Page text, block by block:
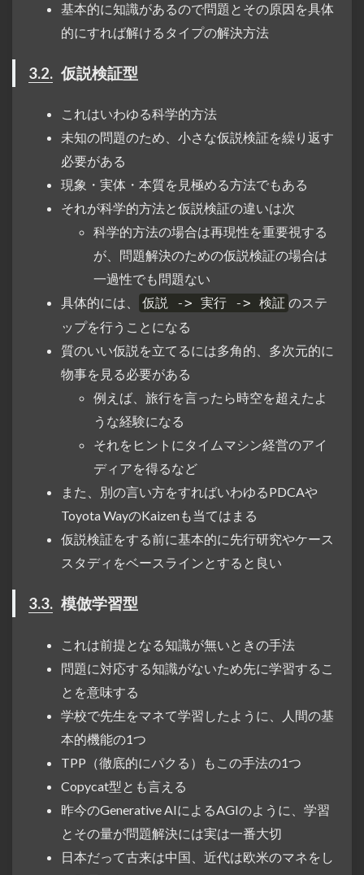
基本的に知識があるので問題とその原因を具体
的にすれば解けるタイプの解決方法
3.2. 仮説検証型
これはいわゆる科学的方法
未知の問題のため、小さな仮説検証を繰り返す
必要がある
現象・実体・本質を見極める方法でもある
それが科学的方法と仮説検証の違いは次
科学的方法の場合は再現性を重要視する
が、問題解決のための仮説検証の場合は
一過性でも問題ない
具体的には、
仮説 -> 実行 -> 検証 のステ
ップを行うことになる
質のいい仮説を立てるには多角的、多次元的に
物事を見る必要がある
例えば、旅行を言ったら時空を超えたよ
うな経験になる
それをヒントにタイムマシン経営のアイ
ディアを得るなど
また、別の言い方をすればいわゆるPDCAや
Toyota WayのKaizenも当てはまる
仮説検証をする前に基本的に先行研究やケース
スタディをベースラインとすると良い
3.3. 模倣学習型
これは前提となる知識が無いときの手法
問題に対応する知識がないため先に学習するこ
とを意味する
学校で先生をマネて学習したように、人間の基
本的機能の1つ
TPP（徹底的にパクる）もこの手法の1つ
Copycat型とも言える
昨今のGenerative AIによるAGIのように、学習
とその量が問題解決には実は一番大切
日本だって古来は中国、近代は欧米のマネをし